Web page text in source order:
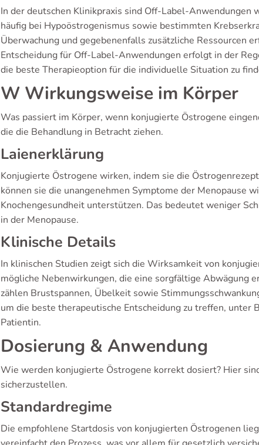
In der deutschen Klinikpraxis sind Off-Label-
häufig bei Hypoöstrogenismus sowie bestimmten
Überwachung und gegebenenfalls zusätzliche Ressourcen
Entscheidung für Off-Label-Anwendungen erfolgt in der
die beste Therapieoption für die individuelle Situation zu
W Wirkungsweise im Körper
Was passiert im Körper, wenn konjugierte Östrogene
die die Behandlung in Betracht ziehen.
Laienerklärung
Konjugierte Östrogene wirken, indem sie die
können sie die unangenehmen Symptome der Menopause
Knochengesundheit unterstützen. Das bedeutet weniger
in der Menopause.
Klinische Details
In klinischen Studien zeigt sich die Wirksamkeit von
mögliche Nebenwirkungen, die eine sorgfältige Abwägung
zählen Brustspannen, Übelkeit sowie
um die beste therapeutische Entscheidung zu treffen,
Patientin.
Dosierung & Anwendung
Wie werden konjugierte Östrogene korrekt dosiert? Hier
sicherzustellen.
Standardregime
Die empfohlene Startdosis von konjugierten Östrogenen